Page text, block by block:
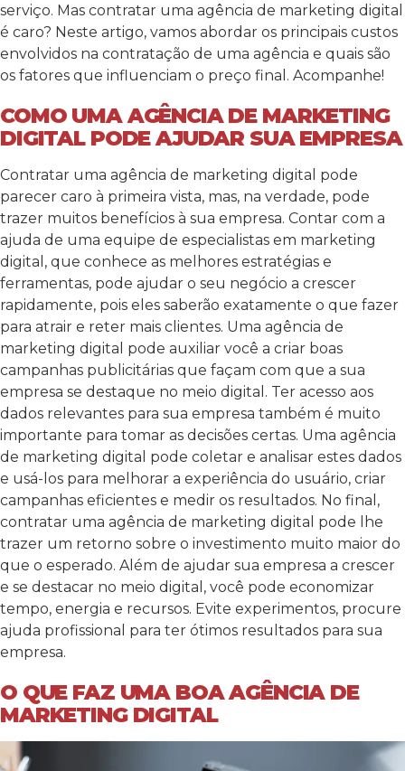
serviço. Mas contratar uma agência de marketing digital
é caro? Neste artigo, vamos abordar os principais custos
envolvidos na contratação de uma agência e quais são
os fatores que influenciam o preço final. Acompanhe!
COMO UMA AGÊNCIA DE MARKETING
DIGITAL PODE AJUDAR SUA EMPRESA
Contratar uma agência de marketing digital pode
parecer caro à primeira vista, mas, na verdade, pode
trazer muitos benefícios à sua empresa. Contar com a
ajuda de uma equipe de especialistas em marketing
digital, que conhece as melhores estratégias e
ferramentas, pode ajudar o seu negócio a crescer
rapidamente, pois eles saberão exatamente o que fazer
para atrair e reter mais clientes. Uma agência de
marketing digital pode auxiliar você a criar boas
campanhas publicitárias que façam com que a sua
empresa se destaque no meio digital. Ter acesso aos
dados relevantes para sua empresa também é muito
importante para tomar as decisões certas. Uma agência
de marketing digital pode coletar e analisar estes dados
e usá-los para melhorar a experiência do usuário, criar
campanhas eficientes e medir os resultados. No final,
contratar uma agência de marketing digital pode lhe
trazer um retorno sobre o investimento muito maior do
que o esperado. Além de ajudar sua empresa a crescer
e se destacar no meio digital, você pode economizar
tempo, energia e recursos. Evite experimentos, procure
ajuda profissional para ter ótimos resultados para sua
empresa.
O QUE FAZ UMA BOA AGÊNCIA DE
MARKETING DIGITAL